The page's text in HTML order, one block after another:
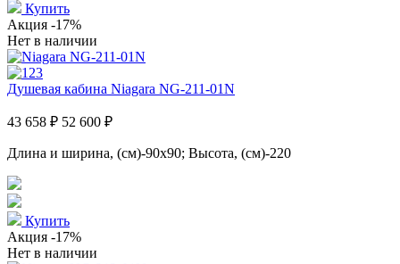
Купить
Акция -17%
Нет в наличии
Душевая кабина Niagara NG-211-01N
43 658 ₽ 52 600 ₽
Длина и ширина, (см)-90x90; Высота, (см)-220
Купить
Акция -17%
Нет в наличии